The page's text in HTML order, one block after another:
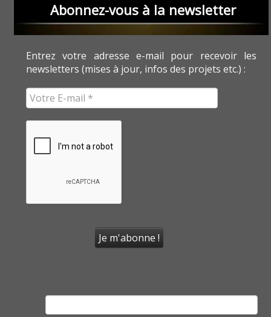
Abonnez-vous à la newsletter
Entrez votre adresse e-mail pour recevoir les
newsletters (mises à jour, infos des projets etc.) :